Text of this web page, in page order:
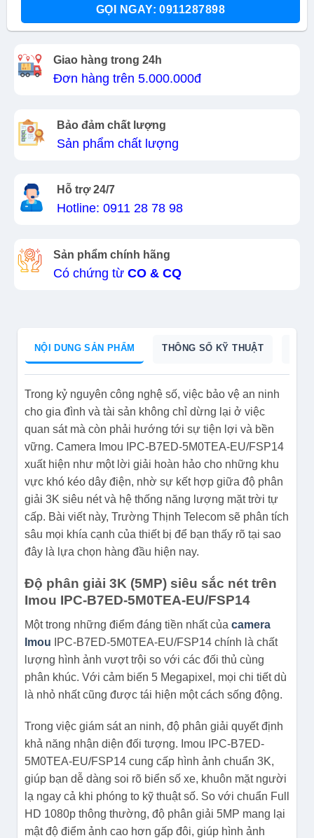
GỌI NGAY: 0911287898
Giao hàng trong 24h
Đơn hàng trên 5.000.000đ
Bảo đảm chất lượng
Sản phẩm chất lượng
Hỗ trợ 24/7
Hotline: 0911 28 78 98
Sản phẩm chính hãng
Có chứng từ CO & CQ
NỘI DUNG SẢN PHẨM THÔNG SỐ KỸ THUẬT
Trong kỷ nguyên công nghệ số, việc bảo vệ an ninh
cho gia đình và tài sản không chỉ dừng lại ở việc
quan sát mà còn phải hướng tới sự tiện lợi và bền
vững. Camera Imou IPC-B7ED-5M0TEA-EU/FSP14
xuất hiện như một lời giải hoàn hảo cho những khu
vực khó kéo dây điện, nhờ sự kết hợp giữa độ phân
giải 3K siêu nét và hệ thống năng lượng mặt trời tự
cấp. Bài viết này, Trường Thịnh Telecom sẽ phân tích
sâu mọi khía cạnh của thiết bị để bạn thấy rõ tại sao
đây là lựa chọn hàng đầu hiện nay.
Độ phân giải 3K (5MP) siêu sắc nét trên
Imou IPC-B7ED-5M0TEA-EU/FSP14
Một trong những điểm đáng tiền nhất của camera
Imou IPC-B7ED-5M0TEA-EU/FSP14 chính là chất
lượng hình ảnh vượt trội so với các đối thủ cùng
phân khúc. Với cảm biến 5 Megapixel, mọi chi tiết dù
là nhỏ nhất cũng được tái hiện một cách sống động.
Trong việc giám sát an ninh, độ phân giải quyết định
khả năng nhận diện đối tượng. Imou IPC-B7ED-
5M0TEA-EU/FSP14 cung cấp hình ảnh chuẩn 3K,
giúp bạn dễ dàng soi rõ biển số xe, khuôn mặt người
lạ ngay cả khi phóng to kỹ thuật số. So với chuẩn Full
HD 1080p thông thường, độ phân giải 5MP mang lại
mật độ điểm ảnh cao hơn gấp đôi, giúp hình ảnh